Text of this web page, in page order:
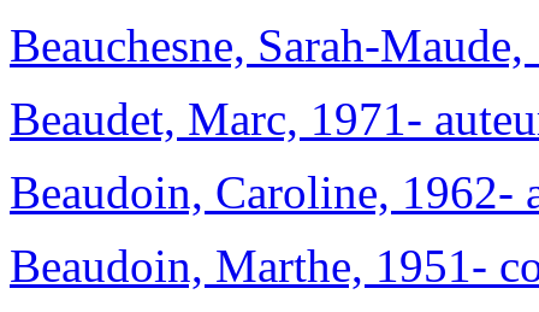
Beauchesne, Sarah-
Beaudet, Marc, 1971-
Beaudoin, Caroline, 1962-
Beaudoin, Marthe, 1951-